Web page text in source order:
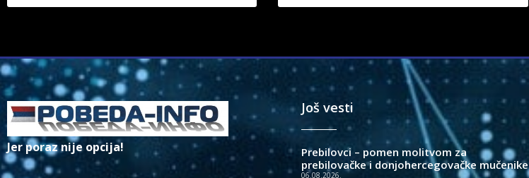
Jer poraz nije opcija!
Još vesti
Prebilovci – pomen molitvom za
prebilovačke i donjohercegovačke mučenike
06.08.2026.